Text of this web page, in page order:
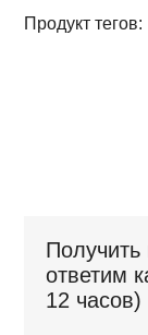
Продукт тегов:
ответим
12 часов)